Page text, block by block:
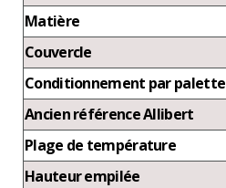
Matière
Couvercle
Conditionnement par palette
Ancien référence Allibert
Plage de température
Hauteur empilée